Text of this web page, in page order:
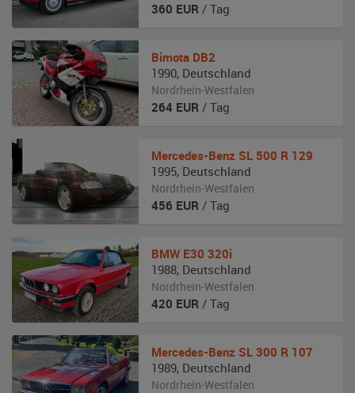
360 EUR / Tag
Bimota DB2
1990, Deutschland
Nordrhein-Westfalen
264 EUR / Tag
Mercedes-Benz SL 500 R 129
1995, Deutschland
Nordrhein-Westfalen
456 EUR / Tag
BMW E30 320i
1988, Deutschland
Nordrhein-Westfalen
420 EUR / Tag
Mercedes-Benz SL 300 R 107
1989, Deutschland
Nordrhein-Westfalen